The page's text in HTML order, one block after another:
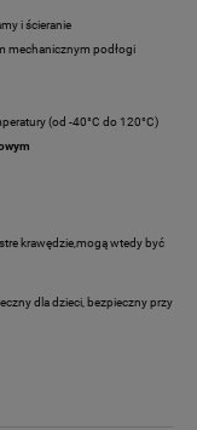
i ścieranie
mechanicznym podłogi
(od -40°C do 120°C)
krawędzie,mogą wtedy być
dla dzieci, bezpieczny przy